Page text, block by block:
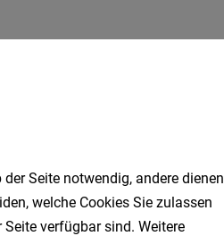
Seite notwendig, andere dienen
welche Cookies Sie zulassen
verfügbar sind. Weitere